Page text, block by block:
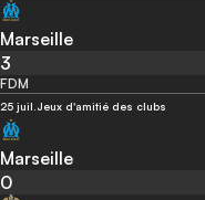
Marseille
3
FDM
25 juil.Jeux d'amitié des clubs
Marseille
0